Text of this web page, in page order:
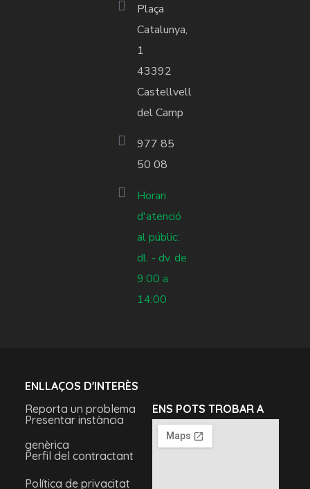
Plaça
Catalunya,
1
43392
Castellvell
del Camp
977 85
50 08
Horari
d'atenció
al públic:
dl. - dv. de
9:00 a
14:00
ENLLAÇOS D'INTERÈS
Reporta un problema
Presentar instància
genèrica
Perfil del contractant
Política de privacitat
ENS POTS TROBAR A